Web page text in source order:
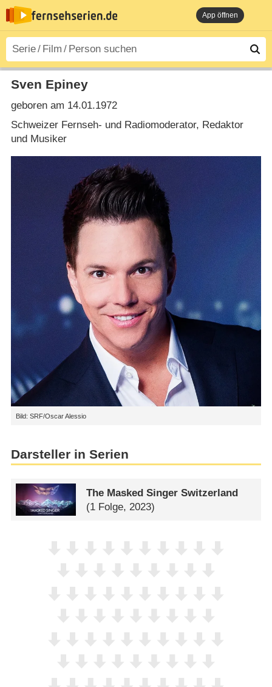
App öffnen
Bild: SRF/Oscar Alessio
Sven Epiney
geboren am 14.01.1972
Schweizer Fernseh- und Radiomoderator, Redaktor
und Musiker
Darsteller in Serien
The Masked Singer Switzerland
(1 Folge, 2023)